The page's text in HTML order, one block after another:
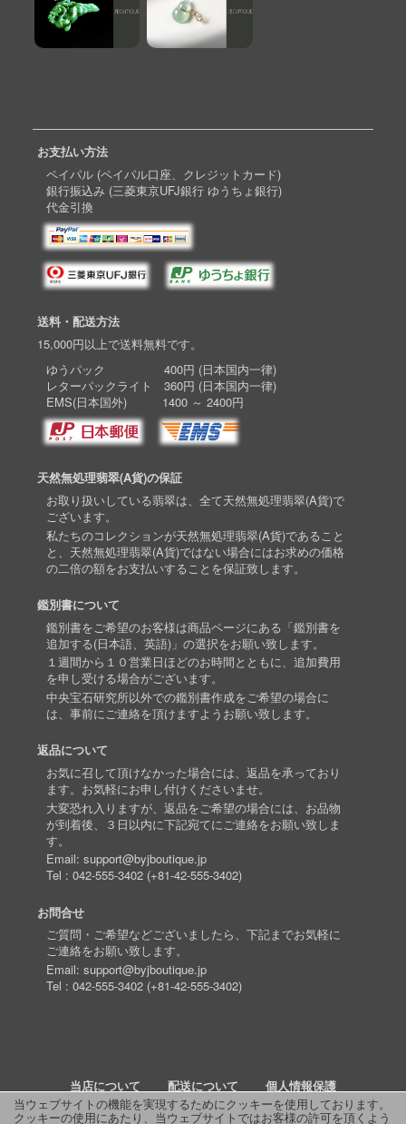
当ウェブサイトの機能を実現するためにクッキーを使用しております。
クッキーの使用にあたり、当ウェブサイトではお客様の許可を頂くよう
お支払い方法
ペイパル (ペイパル口座、クレジットカード)
銀行振込み (三菱東京UFJ銀行 ゆうちょ銀行)
代金引換
送料・配送方法
15,000円以上で送料無料です。
ゆうパック 400円 (日本国内一律)
レターパックライト 360円 (日本国内一律)
EMS(日本国外) 1400 ～ 2400円
天然無処理翡翠(A貨)の保証
お取り扱いしている翡翠は、全て天然無処理翡翠(A貨)で
ございます。
私たちのコレクションが天然無処理翡翠(A貨)であること
と、天然無処理翡翠(A貨)ではない場合にはお求めの価格
の二倍の額をお支払いすることを保証致します。
鑑別書について
鑑別書をご希望のお客様は商品ページにある「鑑別書を
追加する(日本語、英語)」の選択をお願い致します。
１週間から１０営業日ほどのお時間とともに、追加費用
を申し受ける場合がございます。
中央宝石研究所以外での鑑別書作成をご希望の場合に
は、事前にご連絡を頂けますようお願い致します。
返品について
お気に召して頂けなかった場合には、返品を承っており
ます。お気軽にお申し付けくださいませ。
大変恐れ入りますが、返品をご希望の場合には、お品物
が到着後、３日以内に下記宛てにご連絡をお願い致しま
す。
Email: support@byjboutique.jp
Tel : 042-555-3402(+81-42-555-3402)
お問合せ
ご質問・ご希望などございましたら、下記までお気軽に
ご連絡をお願い致します。
Email: support@byjboutique.jp
Tel : 042-555-3402(+81-42-555-3402)
当店について 配送について
個人情報保護
詳細検索
よくあるご質問 お問い合わせ RSS